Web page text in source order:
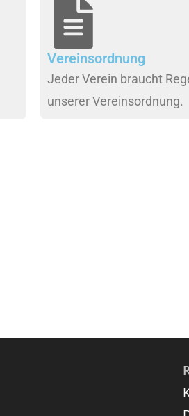
Vereinsordnung
Jeder Verein braucht
unserer Vereinsordnung.